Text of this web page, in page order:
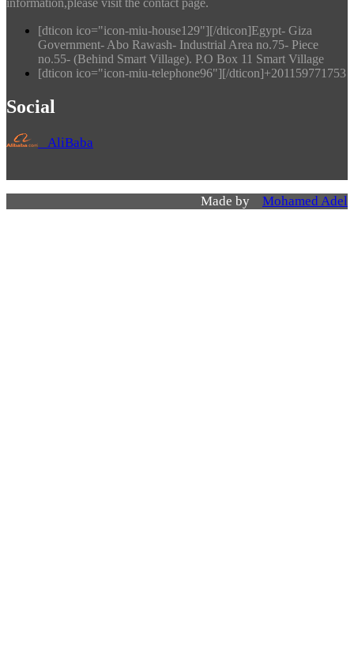
[dticon ico="icon-miu-house129"][/dticon]Egypt- Giza
Government- Abo Rawash- Industrial Area no.75- Piece
no.55- (Behind Smart Village). P.O Box 11 Smart Village
[dticon ico="icon-miu-telephone96"][/dticon]+201159771753
Social
AliBaba
Made by Mohamed Adel